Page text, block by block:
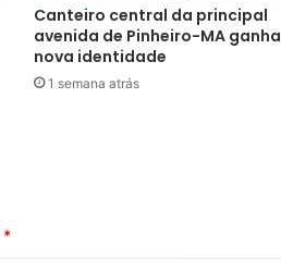
Canteiro central da principal
avenida de Pinheiro-MA ganha
nova identidade
1 semana atrás
*